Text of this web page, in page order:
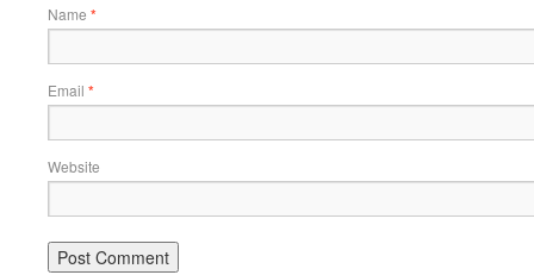
Name *
Email *
Website